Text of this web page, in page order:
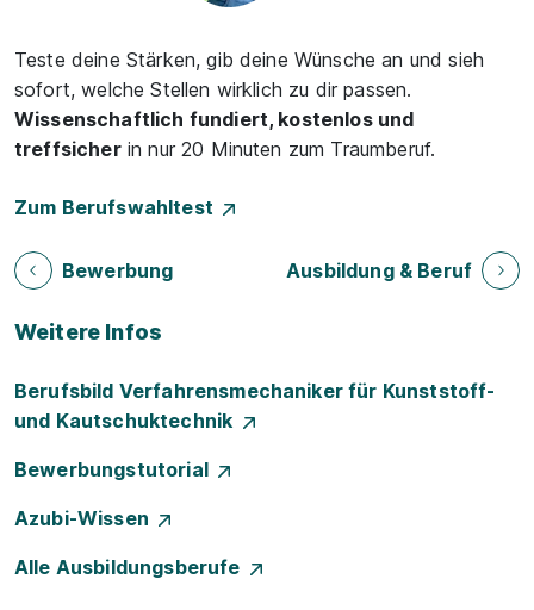
Teste deine Stärken, gib deine Wünsche an und sieh
sofort, welche Stellen wirklich zu dir passen.
Wissenschaftlich fundiert, kostenlos und
treffsicherin nur 20 Minuten zum Traumberuf.
Zum Berufswahltest
Bewerbung Ausbildung & Beruf
Weitere Infos
Berufsbild Verfahrensmechaniker für Kunststoff-
und Kautschuktechnik
Bewerbungstutorial
Azubi-Wissen
Alle Ausbildungsberufe